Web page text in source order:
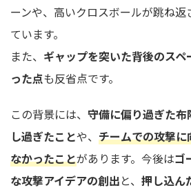
ーンや、高いクロスボールが跳ね
ています。
また、 ギャップを突いた背後のス
った点も反省点です。
この背景には、 守備に偏り過ぎた布
し過ぎたことや、 チームでの攻撃
なかったことがあります。今後はゴ
な攻撃アイデアの創出と、 押し込ん